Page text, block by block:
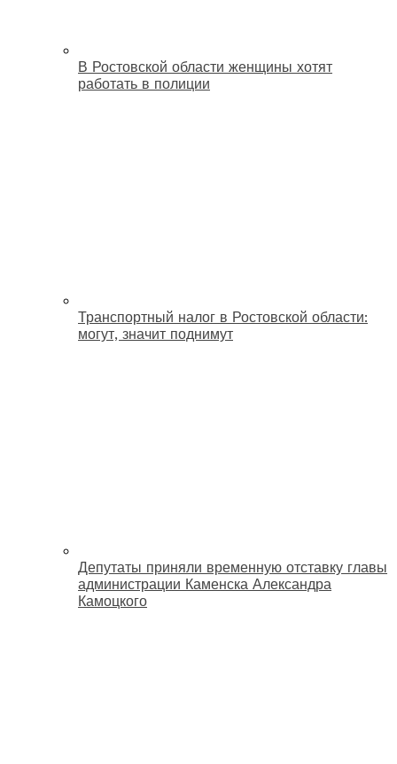
В Ростовской области женщины хотят
работать в полиции
Транспортный налог в Ростовской области:
могут, значит поднимут
Депутаты приняли временную отставку главы
администрации Каменска Александра
Камоцкого